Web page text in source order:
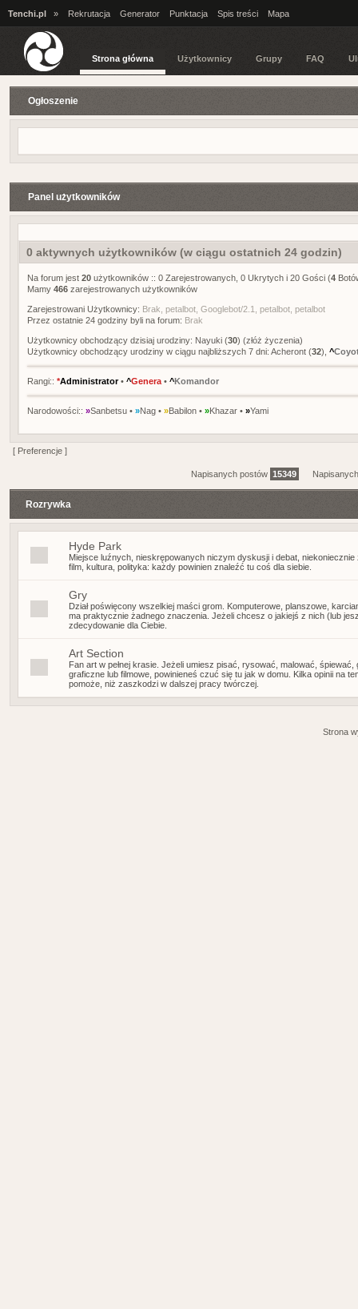
Tenchi.pl » Rekrutacja Generator Punktacja Spis treści Mapa
Strona główna Użytkownicy Grupy FAQ
Ogłoszenie
Panel użytkowników
0 aktywnych użytkowników (w ciągu ostatnich 24 godzin)
Na forum jest 20 użytkowników :: 0 Zarejestrowanych, 0 Ukrytych i 20 Gości (4
Mamy 466 zarejestrowanych użytkowników
Zarejestrowani Użytkownicy: Brak, petalbot Googlebot/2.1 petalbot petalbot
Przez ostatnie 24 godziny byli na forum: Brak
Użytkownicy obchodzący dzisiaj urodziny: Nayuki (30) (złóż życzenia)
Użytkownicy obchodzący urodziny w ciągu najbliższych 7 dni: Acheront (32), ^
Rangi:: *Administrator• ^Genera • ^Komandor
Narodowości:: »Sanbetsu • »Nag • »Babilon • »Khazar • »Yami
[ Preferencje ]
Napisanych postów 15349
Rozrywka
Hyde Park
Miejsce luźnych, nieskrępowanych niczym dyskusji i debat,
film, kultura, polityka: każdy powinien znaleźć tu coś dla siebie.
Gry
Dział poświęcony wszelkiej maści grom. Komputerowe, planszowe,
ma praktycznie żadnego znaczenia. Jeżeli chcesz o jakiejś z nich (lub
zdecydowanie dla Ciebie.
Art Section
Fan art w pełnej krasie. Jeżeli umiesz pisać, rysować, malować,
graficzne lub filmowe, powinieneś czuć się tu jak w domu. Kilka opinii na
pomoże, niż zaszkodzi w dalszej pracy twórczej.
Strona